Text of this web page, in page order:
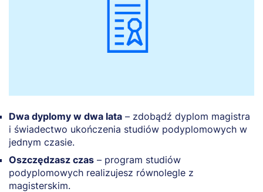
Dwa dyplomy w dwa lata – zdobądź dyplom magistra
i świadectwo ukończenia studiów podyplomowych w
jednym czasie.
Oszczędzasz czas – program studiów
podyplomowych realizujesz równolegle z
magisterskim.